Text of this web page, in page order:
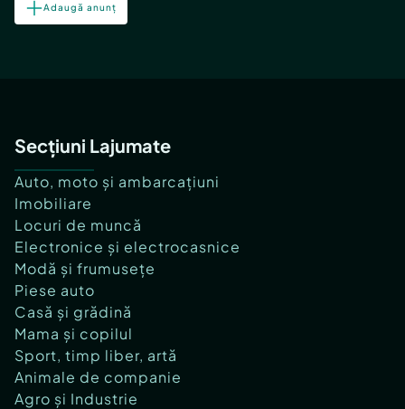
Adaugă anunț
Secțiuni Lajumate
Auto, moto și ambarcațiuni
Imobiliare
Locuri de muncă
Electronice și electrocasnice
Modă și frumusețe
Piese auto
Casă și grădină
Mama și copilul
Sport, timp liber, artă
Animale de companie
Agro și Industrie